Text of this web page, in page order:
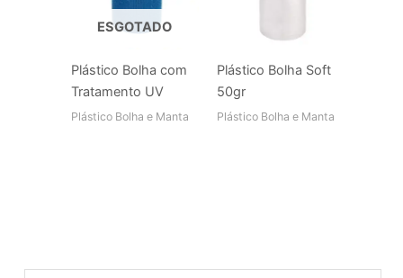
ESGOTADO
Plástico Bolha com
Tratamento UV
Plástico Bolha e Manta
Plástico Bolha Soft
50gr
Plástico Bolha e Manta